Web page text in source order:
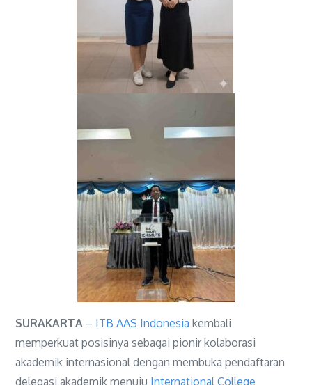
SURAKARTA – ITB AAS Indonesia kembali
memperkuat posisinya sebagai pionir kolaborasi
akademik internasional dengan membuka pendaftaran
delegasi akademik menuju International College